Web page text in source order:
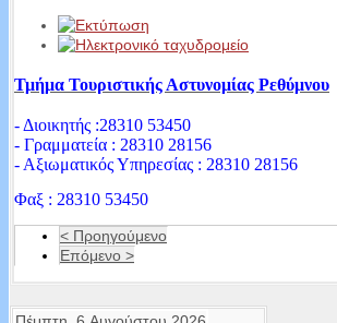
Τμήμα Τουριστικής Αστυνομίας Ρεθύμνου
- Διοικητής :28310 53450
- Γραμματεία : 28310 28156
- Αξιωματικός Υπηρεσίας : 28310 28156
Φαξ : 28310 53450
< Προηγούμενο
Επόμενο >